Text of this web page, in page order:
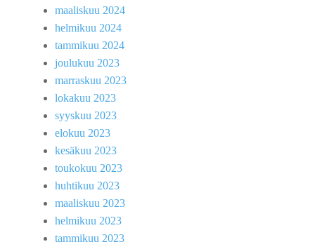
maaliskuu 2024
helmikuu 2024
tammikuu 2024
joulukuu 2023
marraskuu 2023
lokakuu 2023
syyskuu 2023
elokuu 2023
kesäkuu 2023
toukokuu 2023
huhtikuu 2023
maaliskuu 2023
helmikuu 2023
tammikuu 2023